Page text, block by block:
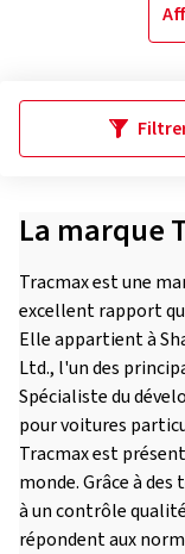
La marque
Tracmax est une
excellent rapport
Elle appartient à
Ltd., l'un des
Spécialiste du
pour voitures
Tracmax est
monde. Grâce à
à un contrôle
répondent aux